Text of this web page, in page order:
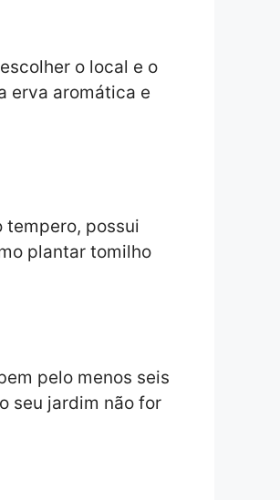
o local e o
erva aromática e
tempero, possui
plantar tomilho
pelo menos seis
seu jardim não for